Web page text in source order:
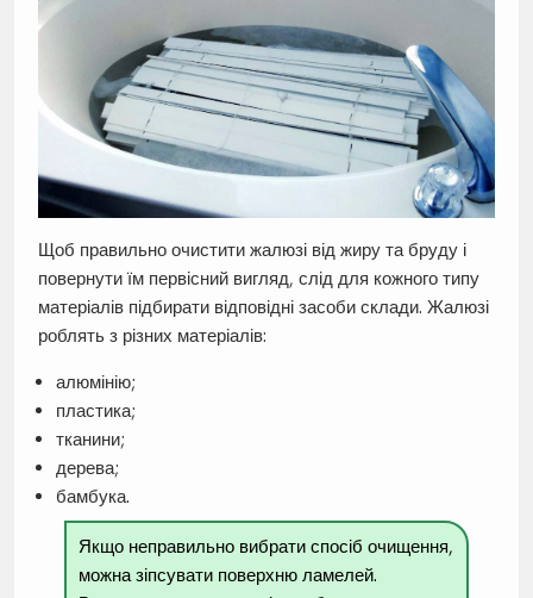
Щоб правильно очистити жалюзі від жиру та бруду і
повернути їм первісний вигляд, слід для кожного типу
матеріалів підбирати відповідні засоби склади. Жалюзі
роблять з різних матеріалів:
алюмінію;
пластика;
тканини;
дерева;
бамбука.
Якщо неправильно вибрати спосіб очищення,
можна зіпсувати поверхню ламелей.